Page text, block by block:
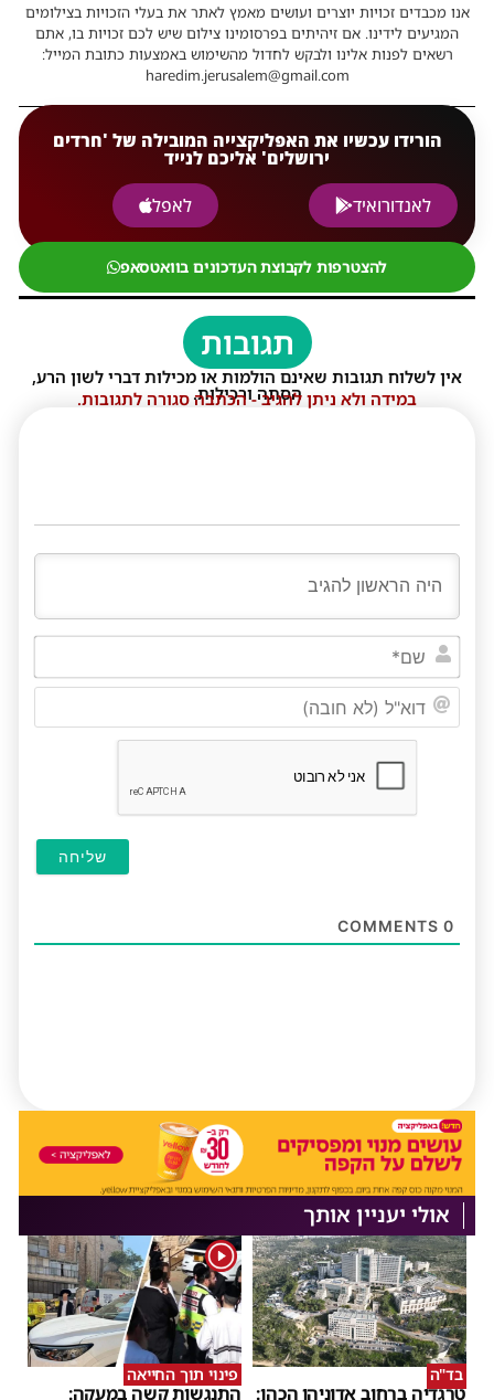
אנו מכבדים זכויות יוצרים ועושים מאמץ לאתר את בעלי הזכויות בצילומים
המגיעים לידינו. אם זיהיתים בפרסומינו צילום שיש לכם זכויות בו, אתם
רשאים לפנות אלינו ולבקש לחדול מהשימוש באמצעות כתובת המייל:
haredim.jerusalem@gmail.com
הורידו עכשיו את האפליקצייה המובילה של 'חרדים
ירושלים' אליכם לנייד
לאנדורואיד
לאפל
להצטרפות לקבוצת העדכונים בוואטסאפ
תגובות
אין לשלוח תגובות שאינם הולמות או מכילות דברי לשון הרע,
הסתה ורכילות.
במידה ולא ניתן להגיב - הכתבה סגורה לתגובות.
0
אולי יעניין אותך
בד"ה
טרגדיה ברחוב אדוניהו הכהן:
1
פינוי תוך החייאה
התנגשות קשה במעקה: